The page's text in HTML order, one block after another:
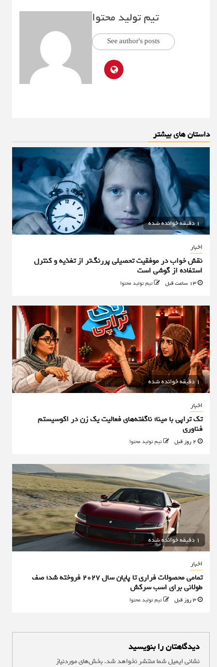
تیم تولید محتوا
See author's posts
داستان های بیشتر
1 دقیقه خوانده شده
اخبار
نقش خواب در موفقیت تحصیلی پررنگ‌تر از تغذیه و کنترل
استفاده از گوشی است
تیم تولید محتوا
1 دقیقه خوانده شده
اخبار
تک تراپی با مینا؛ ناگفته‌های فعالیت یک زن در اکوسیستم
فناوری
تیم تولید محتوا
1 دقیقه خوانده شده
اخبار
تمامی محصولات فراری تا پایان سال ۲۰۲۷ فروخته شد؛ صف
طولانی برای اسب سرکش
تیم تولید محتوا
دیدگاهتان را بنویسید
نشانی ایمیل شما منتشر نخواهد شد.بخش‌های موردنیاز